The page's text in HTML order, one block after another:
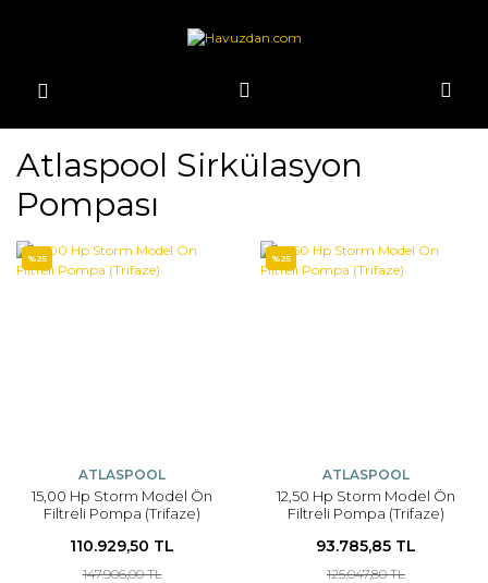
Atlaspool Sirkülasyon
Pompası
%25
ATLASPOOL
15,00 Hp Storm Model Ön
Filtreli Pompa (Trifaze)
110.929,50 TL
147.906,00 TL
%25
ATLASPOOL
12,50 Hp Storm Model Ön
Filtreli Pompa (Trifaze)
93.785,85 TL
125.047,80 TL